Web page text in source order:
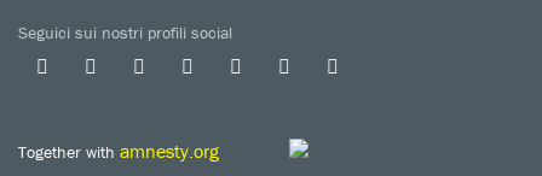
Seguici sui nostri profili social
Together with amnesty.org